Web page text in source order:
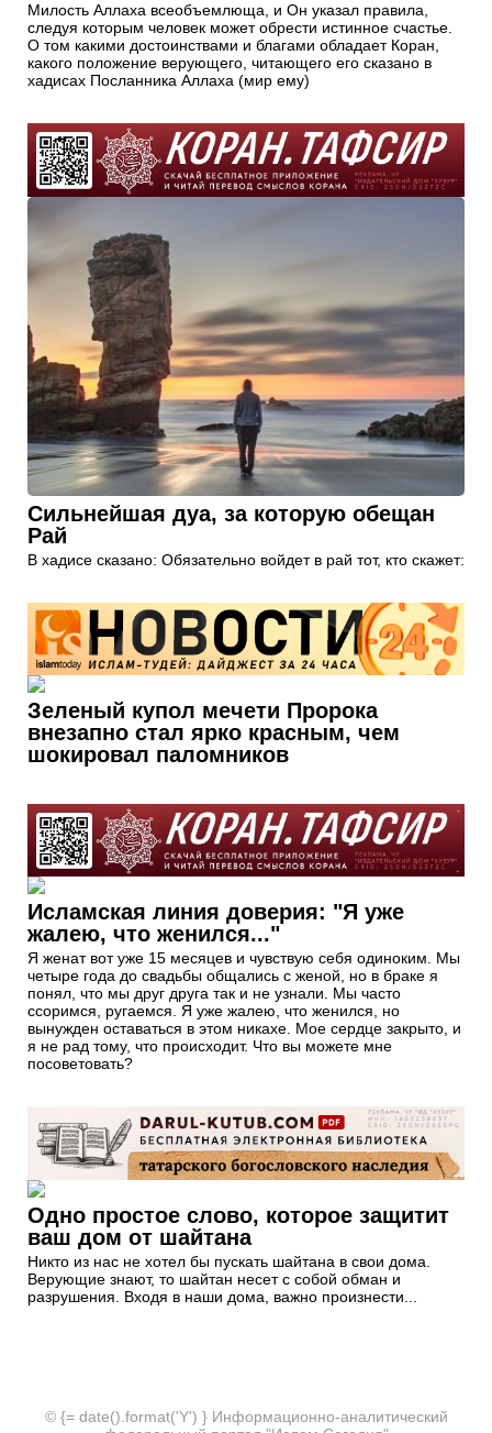
Милость Аллаха всеобъемлюща, и Он указал правила,
следуя которым человек может обрести истинное счастье.
О том какими достоинствами и благами обладает Коран,
какого положение верующего, читающего его сказано в
хадисах Посланника Аллаха (мир ему)
Сильнейшая дуа, за которую обещан
Рай
В хадисе сказано: Обязательно войдет в рай тот, кто скажет:
Зеленый купол мечети Пророка
внезапно стал ярко красным, чем
шокировал паломников
Исламская линия доверия: "Я уже
жалею, что женился..."
Я женат вот уже 15 месяцев и чувствую себя одиноким. Мы
четыре года до свадьбы общались с женой, но в браке я
понял, что мы друг друга так и не узнали. Мы часто
ссоримся, ругаемся. Я уже жалею, что женился, но
вынужден оставаться в этом никахе. Мое сердце закрыто, и
я не рад тому, что происходит. Что вы можете мне
посоветовать?
Одно простое слово, которое защитит
ваш дом от шайтана
Никто из нас не хотел бы пускать шайтана в свои дома.
Верующие знают, то шайтан несет с собой обман и
разрушения. Входя в наши дома, важно произнести...
© {= date().format('Y') } Информационно-аналитический